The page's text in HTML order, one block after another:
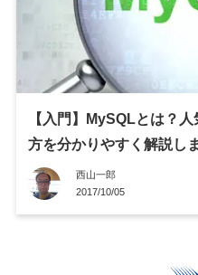
【入門】MySQLとは？
方を分かりやすく解説し
西山一郎
2017/10/05